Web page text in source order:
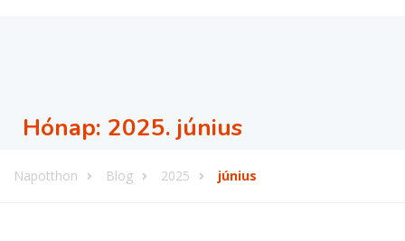
Hónap: 2025. június
Napotthon Blog 2025 június